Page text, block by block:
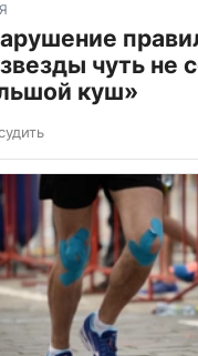
чуть не
куш»